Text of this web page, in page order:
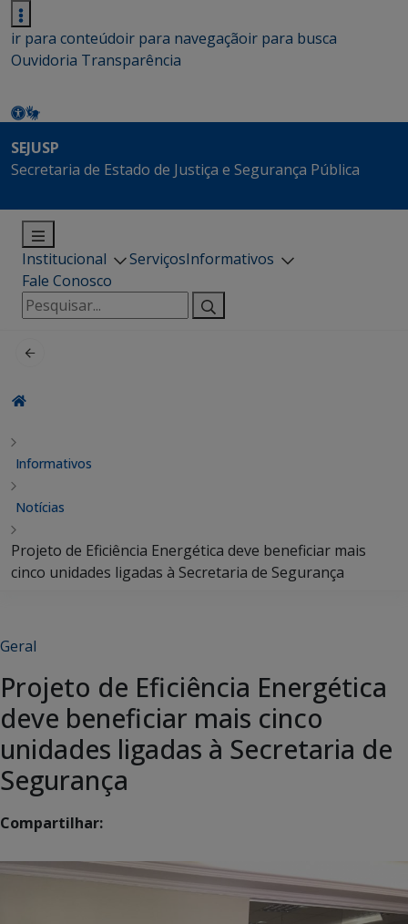
ir para conteúdoir para navegaçãoir para busca
Ouvidoria Transparência
SEJUSP
Secretaria de Estado de Justiça e Segurança Pública
Institucional ServiçosInformativos
Fale Conosco
Pesquisar
por:
Informativos
Notícias
Projeto de Eficiência Energética deve beneficiar mais
cinco unidades ligadas à Secretaria de Segurança
Geral
Projeto de Eficiência Energética
deve beneficiar mais cinco
unidades ligadas à Secretaria de
Segurança
Compartilhar: